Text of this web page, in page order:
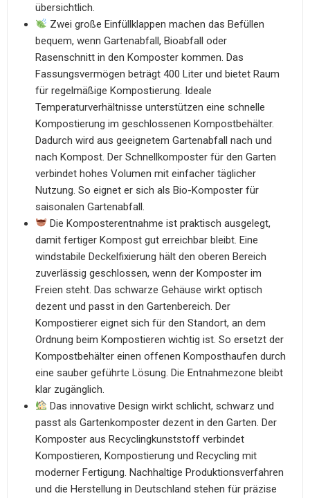
übersichtlich.
Zwei große Einfüllklappen machen das Befüllen
bequem, wenn Gartenabfall, Bioabfall oder
Rasenschnitt in den Komposter kommen. Das
Fassungsvermögen beträgt 400 Liter und bietet Raum
für regelmäßige Kompostierung. Ideale
Temperaturverhältnisse unterstützen eine schnelle
Kompostierung im geschlossenen Kompostbehälter.
Dadurch wird aus geeignetem Gartenabfall nach und
nach Kompost. Der Schnellkomposter für den Garten
verbindet hohes Volumen mit einfacher täglicher
Nutzung. So eignet er sich als Bio-Komposter für
saisonalen Gartenabfall.
Die Komposterentnahme ist praktisch ausgelegt,
damit fertiger Kompost gut erreichbar bleibt. Eine
windstabile Deckelfixierung hält den oberen Bereich
zuverlässig geschlossen, wenn der Komposter im
Freien steht. Das schwarze Gehäuse wirkt optisch
dezent und passt in den Gartenbereich. Der
Kompostierer eignet sich für den Standort, an dem
Ordnung beim Kompostieren wichtig ist. So ersetzt der
Kompostbehälter einen offenen Komposthaufen durch
eine sauber geführte Lösung. Die Entnahmezone bleibt
klar zugänglich.
Das innovative Design wirkt schlicht, schwarz und
passt als Gartenkomposter dezent in den Garten. Der
Komposter aus Recyclingkunststoff verbindet
Kompostieren, Kompostierung und Recycling mit
moderner Fertigung. Nachhaltige Produktionsverfahren
und die Herstellung in Deutschland stehen für präzise